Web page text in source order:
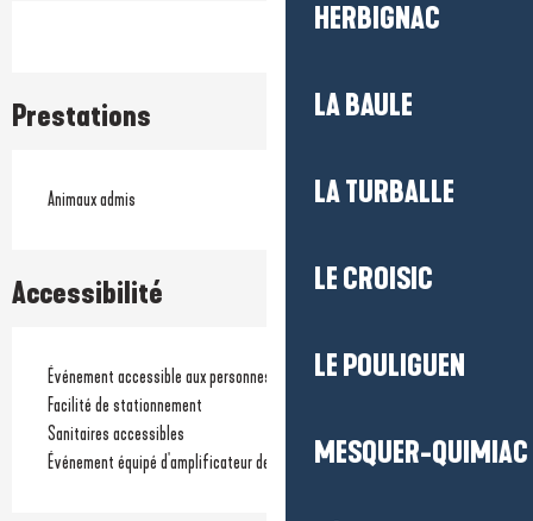
HERBIGNAC
LA BAULE
LA TURBALLE
LE CROISIC
LE POULIGUEN
MESQUER-QUIMIAC
Prestations
Animaux admis
Accessibilité
Événement accessible aux personnes à mobilité réduite
Facilité de stationnement
Sanitaires accessibles
Événement équipé d'amplificateur de son